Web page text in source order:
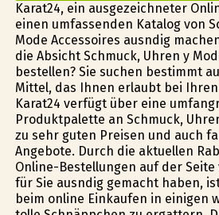
Karat24, ein ausgezeichneter
einen umfassenden Katalog von
Mode Accessoires ausfindig
die Absicht Schmuck, Uhren y
bestellen? Sie suchen bestimmt
Mittel, das Ihnen erlaubt bei
Karat24 verfügt über eine
Produktpalette an Schmuck,
zu sehr guten Preisen und auch
Angebote. Durch die aktuellen
Online-Bestellungen auf der Seite
für Sie ausfindig gemacht haben,
beim online Einkaufen in einigen